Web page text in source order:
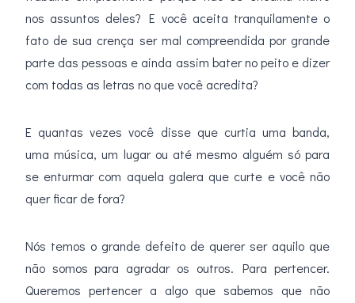
nos assuntos deles? E você aceita tranquilamente o
fato de sua crença ser mal compreendida por grande
parte das pessoas e ainda assim bater no peito e dizer
com todas as letras no que você acredita?
E quantas vezes você disse que curtia uma banda,
uma música, um lugar ou até mesmo alguém só para
se enturmar com aquela galera que curte e você não
quer ficar de fora?
Nós temos o grande defeito de querer ser aquilo que
não somos para agradar os outros. Para pertencer.
Queremos pertencer a algo que sabemos que não